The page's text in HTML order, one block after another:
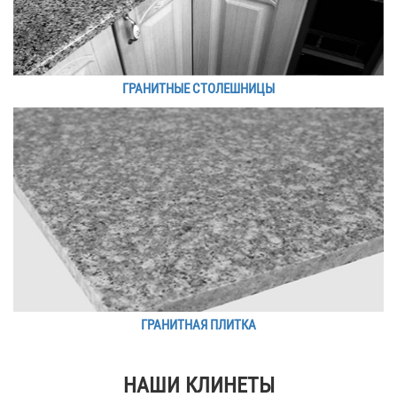
ГРАНИТНЫЕ СТОЛЕШНИЦЫ
ГРАНИТНАЯ ПЛИТКА
НАШИ КЛИНЕТЫ